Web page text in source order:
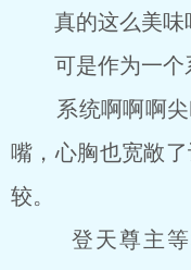
真的这么美味
可是作为一个系
系统啊啊啊尖
嘴，心胸也宽敞
较。
登天尊主等秋